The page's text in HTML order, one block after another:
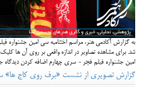
شد. برای مشاهده تصاویر در اندازه واقعی بر روی آن ها
امین جشنواره فیلم فجر - سری چهارم اضافه کردن دیدگاه
گزارش تصویری از نشست «برف روی کاج ها»